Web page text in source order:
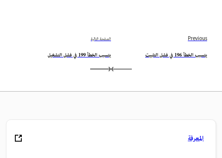
Previous
يتسبب الخطأ 196 في فشل التثبيت
الصفحة التالية
يتسبب الخطأ 199 في فشل التشغيل
المعرفة